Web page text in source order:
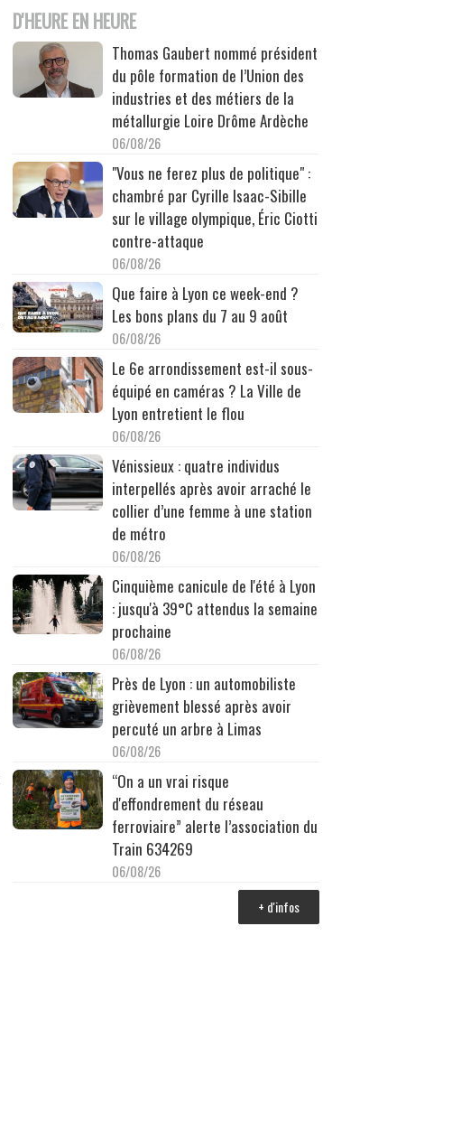
D'HEURE EN HEURE
Thomas Gaubert nommé président
du pôle formation de l’Union des
industries et des métiers de la
métallurgie Loire Drôme Ardèche
06/08/26
"Vous ne ferez plus de politique" :
chambré par Cyrille Isaac-Sibille
sur le village olympique, Éric Ciotti
contre-attaque
06/08/26
Que faire à Lyon ce week-end ?
Les bons plans du 7 au 9 août
06/08/26
Le 6e arrondissement est-il sous-
équipé en caméras ? La Ville de
Lyon entretient le flou
06/08/26
Vénissieux : quatre individus
interpellés après avoir arraché le
collier d’une femme à une station
de métro
06/08/26
Cinquième canicule de l'été à Lyon
: jusqu'à 39°C attendus la semaine
prochaine
06/08/26
Près de Lyon : un automobiliste
grièvement blessé après avoir
percuté un arbre à Limas
06/08/26
“On a un vrai risque
d'effondrement du réseau
ferroviaire” alerte l’association du
Train 634269
06/08/26
+ d'infos